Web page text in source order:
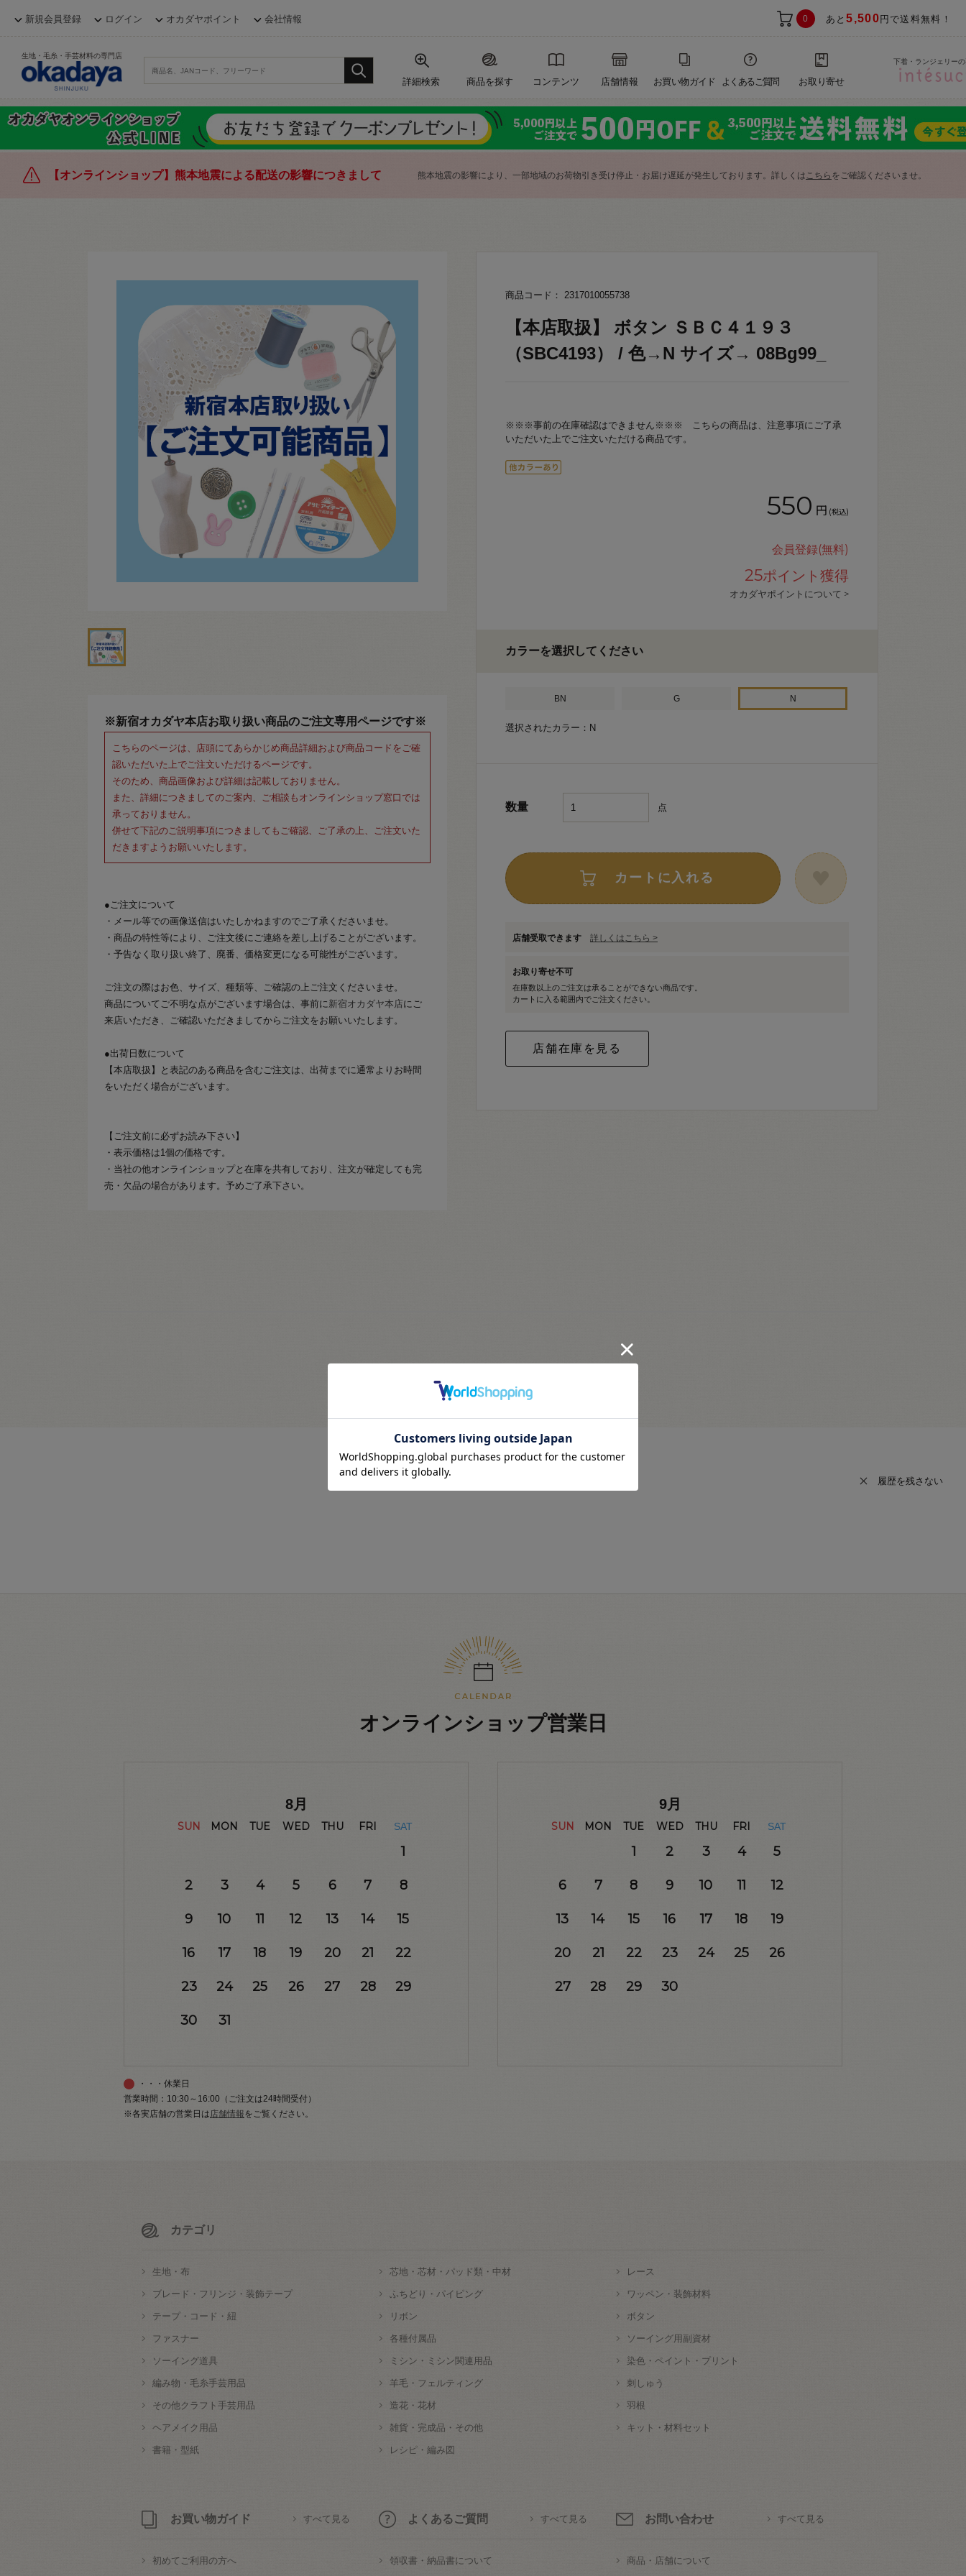
新規会員登録 ログイン オカダヤポイント 会社情報 0 あと5,500 円で送料無料！
生地・毛糸・手芸材料の専門店
詳細検索 商品を探す コンテンツ 店舗情報 お買い物ガイド よくあるご質問 お取り寄せ
下着・ランジェリー
【オンラインショップ】熊本地震による配送の影響につきまして 熊本地震の影響により、一部地域のお荷物引き受け停止・お届け遅延が発生しております。詳しくはこちら をご確認くださいませ。
※新宿オカダヤ本店お取り扱い商品のご注文専用ページです※
こちらのページは、店頭にてあらかじめ商品詳細および商品コードをご確
認いただいた上でご注文いただけるページです。
そのため、商品画像および詳細は記載しておりません。
また、詳細につきましてのご案内、ご相談もオンラインショップ窓口では
承っておりません。
併せて下記のご説明事項につきましてもご確認、ご了承の上、ご注文いた
だきますようお願いいたします。
●ご注文について
・メール等での画像送信はいたしかねますのでご了承くださいませ。
・商品の特性等により、ご注文後にご連絡を差し上げることがございます。
・予告なく取り扱い終了、廃番、価格変更になる可能性がございます。
ご注文の際はお色、サイズ、種類等、ご確認の上ご注文くださいませ。
商品についてご不明な点がございます場合は、事前に 新宿オカダヤ本店にご
来店いただき、ご確認いただきましてからご注文をお願いいたします。
●出荷日数について
【本店取扱】と表記のある商品を含むご注文は、出荷までに通常よりお時間
をいただく場合がございます。
【ご注文前に必ずお読み下さい】
・表示価格は1個の価格です。
・当社の他オンラインショップと在庫を共有しており、注文が確定しても完
売・欠品の場合があります。予めご了承下さい。
商品コード： 2317010055738
【本店取扱】 ボタン ＳＢＣ４１９３
（SBC4193） / 色→N サイズ→ 08Bg99_
※※※事前の在庫確認はできません※※※ こちらの商品は、注意事項にご了承
いただいた上でご注文いただける商品です。
550 円 (税込)
会員登録(無料)
25ポイント獲得
オカダヤポイントについて >
カラーを選択してください
BN G N
選択されたカラー：N
数量 点
カートに入れる
店舗受取できます 詳しくはこちら >
お取り寄せ不可
在庫数以上のご注文は承ることができない商品です。
カートに入る範囲内でご注文ください。
最近見た商品 履歴を残さない
オンラインショップ営業日
8月
SUN MON TUE WED THU FRI SAT
1
2 3 4 5 6 7 8
9 10 11 12 13 14 15
16 17 18 19 20 21 22
23 24 25 26 27 28 29
30 31
9月
SUN MON TUE WED THU FRI SAT
1 2 3 4 5
6 7 8 9 10 11 12
13 14 15 16 17 18 19
20 21 22 23 24 25 26
27 28 29 30
・・・休業日
営業時間：10:30～16:00（ご注文は24時間受付）
※各実店舗の営業日は店舗情報をご覧ください。
カテゴリ
生地・布 芯地・芯材・パッド類・中材 レース
ブレード・フリンジ・装飾テープ ふちどり・パイピング ワッペン・装飾材料
テープ・コード・紐 リボン ボタン
ファスナー 各種付属品 ソーイング用副資材
ソーイング道具 ミシン・ミシン関連用品 染色・ペイント・プリント
編み物・毛糸手芸用品 羊毛・フェルティング 刺しゅう
その他クラフト手芸用品 造花・花材 羽根
ヘアメイク用品 雑貨・完成品・その他 キット・材料セット
書籍・型紙 レシピ・編み図
お買い物ガイド すべて見る
初めてご利用の方へ
よくあるご質問 すべて見る
領収書・納品書について
お問い合わせ すべて見る
商品・店舗について